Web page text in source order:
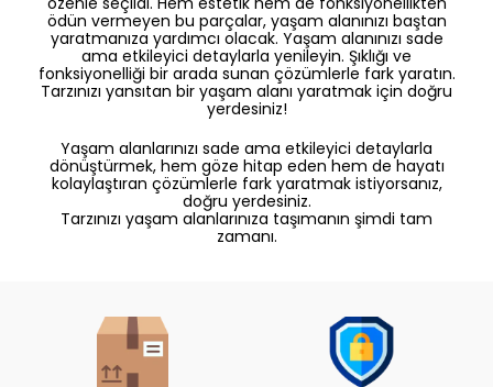
ödün vermeyen bu parçalar, yaşam alanınızı baştan
yaratmanıza yardımcı olacak. Yaşam alanınızı sade
ama etkileyici detaylarla yenileyin. Şıklığı ve
fonksiyonelliği bir arada sunan çözümlerle fark yaratın.
Tarzınızı yansıtan bir yaşam alanı yaratmak için doğru
yerdesiniz!
Yaşam alanlarınızı sade ama etkileyici detaylarla
dönüştürmek, hem göze hitap eden hem de hayatı
kolaylaştıran çözümlerle fark yaratmak istiyorsanız,
doğru yerdesiniz.
Tarzınızı yaşam alanlarınıza taşımanın şimdi tam
zamanı.